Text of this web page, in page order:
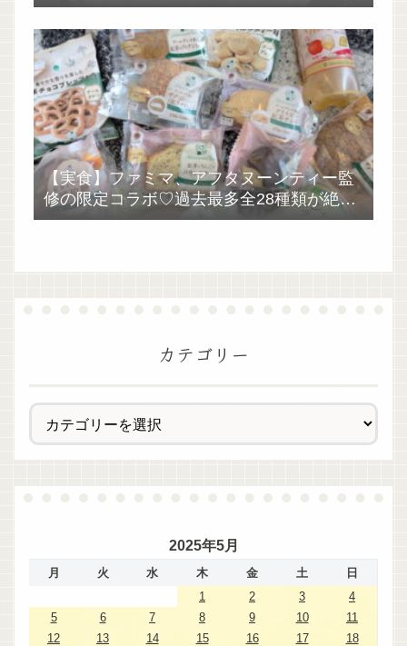
【実食】ファミマ、アフタヌーンティー監
修の限定コラボ♡過去最多全28種類が絶品
過ぎた！
カテゴリー
2025年5月
月 火 水 木 金 土
日
1
2 3
4
5
6 7 8 9 10
11
12
13 14 15 16 17
18